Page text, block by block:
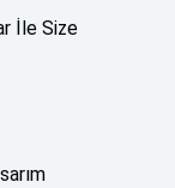
İle Size